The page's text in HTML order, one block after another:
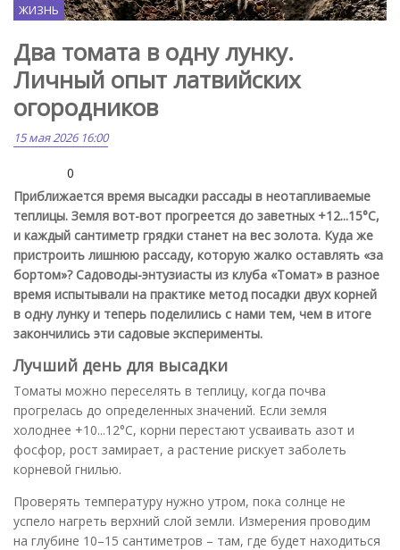
ЖИЗНЬ
Два томата в одну лунку.
Личный опыт латвийских
огородников
15 мая 2026 16:00
0
Приближается время высадки рассады в неотапливаемые
теплицы. Земля вот-вот прогреется до заветных +12...15°C,
и каждый сантиметр грядки станет на вес золота. Куда же
пристроить лишнюю рассаду, которую жалко оставлять «за
бортом»? Садоводы-энтузиасты из клуба «Томат» в разное
время испытывали на практике метод посадки двух корней
в одну лунку и теперь поделились с нами тем, чем в итоге
закончились эти садовые эксперименты.
Лучший день для высадки
Томаты можно переселять в теплицу, когда почва
прогрелась до определенных значений. Если земля
холоднее +10...12°C, корни перестают усваивать азот и
фосфор, рост замирает, а растение рискует заболеть
корневой гнилью.
Проверять температуру нужно утром, пока солнце не
успело нагреть верхний слой земли. Измерения проводим
на глубине 10–15 сантиметров – там, где будет находиться